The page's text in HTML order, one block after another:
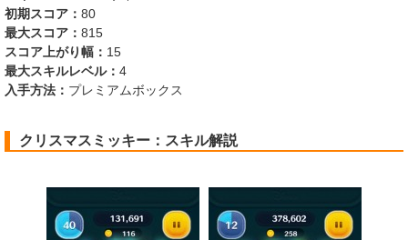
初期スコア： 80
最大スコア： 815
スコア上がり幅： 15
最大スキルレベル： 4
入手方法： プレミアムボックス
クリスマスミッキー：スキル解説